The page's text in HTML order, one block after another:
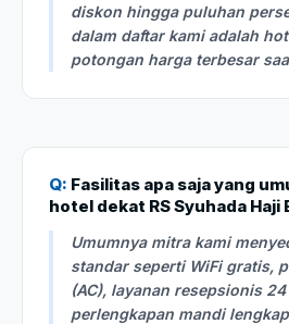
diskon hingga puluhan
dalam daftar kami adalah
potongan harga terbesar
Q: Fasilitas apa saja yang
hotel dekat RS Syuhada Haji
Umumnya mitra kami
standar seperti WiFi gratis,
(AC), layanan resepsionis
perlengkapan mandi